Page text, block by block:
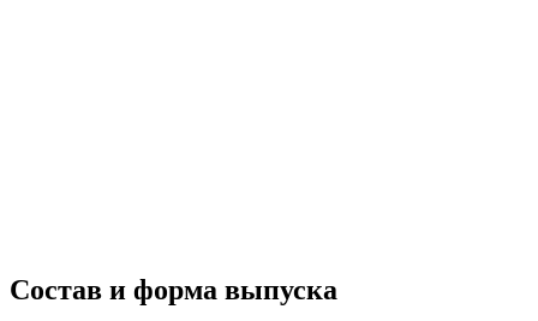
Состав и форма выпуска